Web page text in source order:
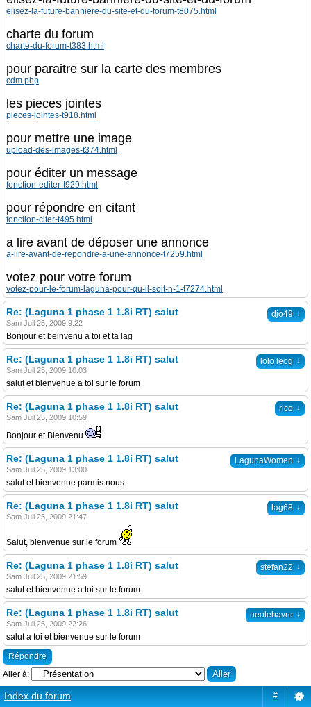
elisez-la-future-banniere-du-site-et-du-forum-t8075.html
charte du forum
charte-du-forum-t383.html
pour paraitre sur la carte des membres
cdm.php
les pieces jointes
pieces-jointes-t918.html
pour mettre une image
upload-des-images-t374.html
pour éditer un message
fonction-editer-t929.html
pour répondre en citant
fonction-citer-t495.html
a lire avant de déposer une annonce
a-lire-avant-de-repondre-a-une-annonce-t7259.html
votez pour votre forum
votez-pour-le-forum-laguna-pour-qu-il-soit-n-1-t7274.html
djo49 ↓
Re: (Laguna 1 phase 1 1.8i RT) salut
Sam Juil 25, 2009 9:22
Bonjour et beinvenu a toi et ta lag
lolo leog ↓
Re: (Laguna 1 phase 1 1.8i RT) salut
Sam Juil 25, 2009 10:03
salut et bienvenue a toi sur le forum
rico ↓
Re: (Laguna 1 phase 1 1.8i RT) salut
Sam Juil 25, 2009 10:59
Bonjour et Bienvenu
LagunaWomen ↓
Re: (Laguna 1 phase 1 1.8i RT) salut
Sam Juil 25, 2009 13:00
salut et bienvenue parmis nous
lag68 ↓
Re: (Laguna 1 phase 1 1.8i RT) salut
Sam Juil 25, 2009 21:47
Salut, bienvenue sur le forum
stefan22 ↓
Re: (Laguna 1 phase 1 1.8i RT) salut
Sam Juil 25, 2009 21:59
salut et bienvenue a toi sur le forum
neolehavre ↓
Re: (Laguna 1 phase 1 1.8i RT) salut
Sam Juil 25, 2009 22:26
salut a toi et bienvenue sur le forum
Répondre
Aller à:
Index du forum #